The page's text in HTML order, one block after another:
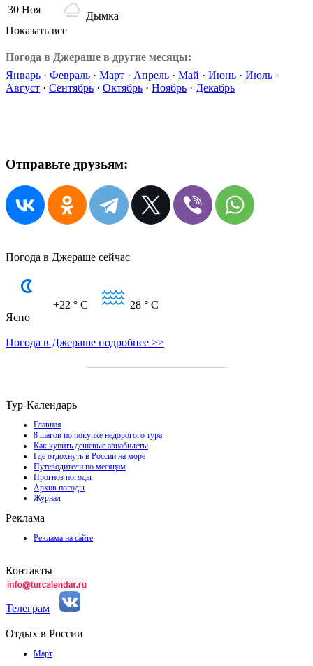
30 Ноя
Дымка
Показать все
Погода в Джераше в другие месяцы:
Январь · Февраль · Март · Апрель · Май · Июнь · Июль ·
Август · Сентябрь · Октябрь · Ноябрь · Декабрь
Отправьте друзьям:
Погода в Джераше сейчас
+22 ° C 28 ° C
Ясно
Погода в Джераше подробнее >>
Тур-Календарь
Главная
8 шагов по покупке недорогого тура
Как купить дешевые авиабилеты
Где отдохнуть в России на море
Путеводители по месяцам
Прогноз погоды
Архив погоды
Журнал
Реклама
Реклама на сайте
Контакты
Телеграм
Отдых в России
Март